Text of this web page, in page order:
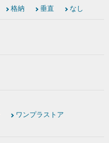
格納 垂直 なし
ワンプラストア